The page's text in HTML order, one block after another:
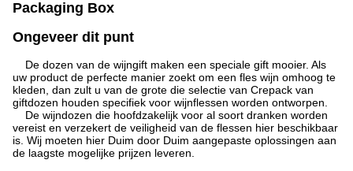
Packaging Box
Ongeveer dit punt
De dozen van de wijngift maken een speciale gift mooier. Als
uw product de perfecte manier zoekt om een fles wijn omhoog te
kleden, dan zult u van de grote die selectie van Crepack van
giftdozen houden specifiek voor wijnflessen worden ontworpen.
De wijndozen die hoofdzakelijk voor al soort dranken worden
vereist en verzekert de veiligheid van de flessen hier beschikbaar
is. Wij moeten hier Duim door Duim aangepaste oplossingen aan
de laagste mogelijke prijzen leveren.